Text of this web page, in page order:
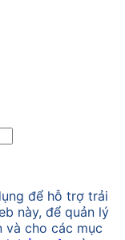
để hỗ trợ trải
này, để quản lý
và cho các mục